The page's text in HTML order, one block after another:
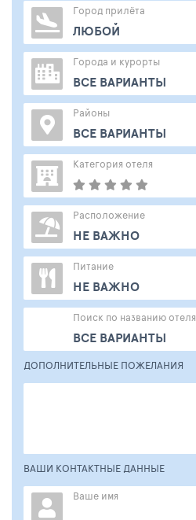
Город прилёта
ЛЮБОЙ
Города и курорты
ВСЕ ВАРИАНТЫ
Районы
ВСЕ ВАРИАНТЫ
Категория отеля
Расположение
НЕ ВАЖНО
Питание
НЕ ВАЖНО
ВСЕ ВАРИАНТЫ
Поиск по названию отеля
ДОПОЛНИТЕЛЬНЫЕ ПОЖЕЛАНИЯ
ВАШИ КОНТАКТНЫЕ ДАННЫЕ
Ваше имя